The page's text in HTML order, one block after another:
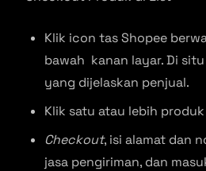
Klik icon tas Shopee
bawah kanan layar. Di
yang dijelaskan penjual.
Klik satu atau lebih
Checkout, isi alamat dan
jasa pengiriman, dan